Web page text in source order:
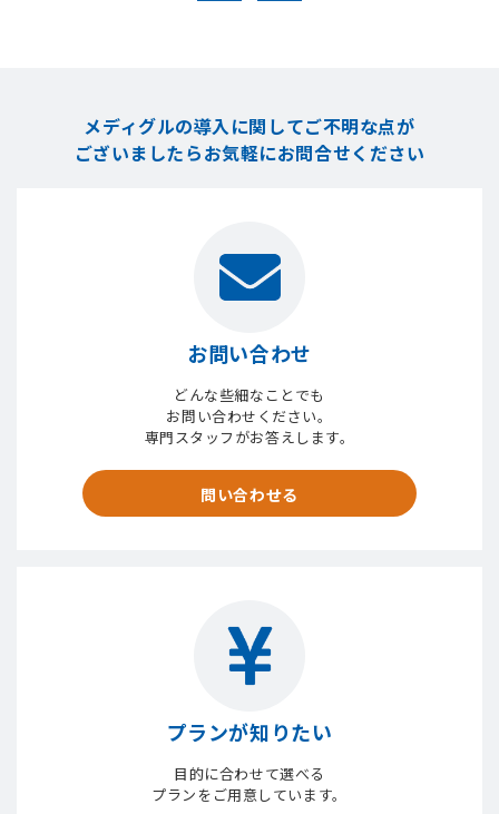
メディグルの導入に関してご不明な点が
ございましたらお気軽にお問合せください
お問い合わせ
どんな些細なことでも
お問い合わせください。
専門スタッフがお答えします。
問い合わせる
プランが知りたい
目的に合わせて選べる
プランをご用意しています。